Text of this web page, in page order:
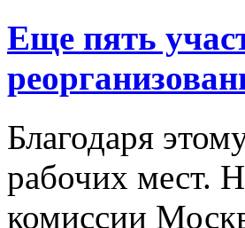
Еще пять
Благодаря
рабочих мест.
комиссии